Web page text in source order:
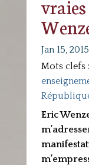
Jan 15, 2015
Mots clefs :
Eric